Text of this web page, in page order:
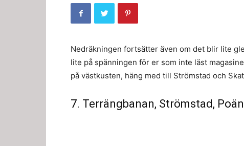
Nedräkningen fortsätter även om det blir lite
lite på spänningen för er som inte läst
på västkusten, häng med till Strömstad och
7. Terrängbanan, Strömstad,